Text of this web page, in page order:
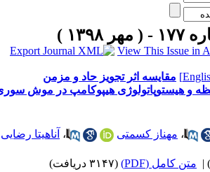
مقایسه اثر تجویز حاد و مزمن
و هیستوپاتولوژی هیپوکامپ در موش سوری
،مهناز کسمتی ،آناهیتا رضایی
متن کامل (PDF) (۳۱۴۷ دریافت)